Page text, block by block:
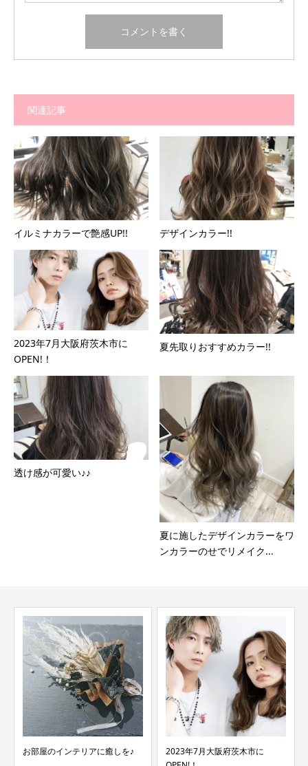
関連記事
イルミナカラーで艶感UP!! デザインカラー!!
2023年7月大阪府茨木市に
OPEN!！
夏先取りおすすめカラー!!
透け感が可愛い♪♪
夏に施したデザインカラーをワ
ンカラーのせでリメイク...
お部屋のインテリアに癒しを♪
2023年7月大阪府茨木市に